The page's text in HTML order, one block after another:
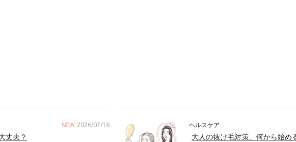
NEW 2026/07/16
丈夫？
ヘルスケア
大人の抜け毛対策、何から始め